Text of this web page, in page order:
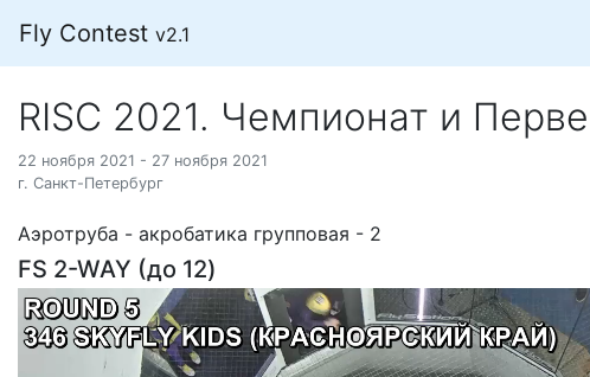
Fly Contest v2.1
RISC 2021. Чемпионат и
22 ноября 2021 - 27 ноября 2021
г. Санкт-Петербург
Аэротруба - акробатика групповая - 2
FS 2-WAY (до 12)